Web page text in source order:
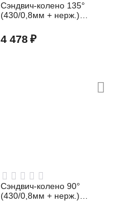
Сэндвич-колено 135°
(430/0,8мм + нерж.)
4 478 ₽
Сэндвич-колено 90°
(430/0,8мм + нерж.)